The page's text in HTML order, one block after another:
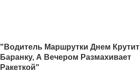
"Водитель Маршрутки Днем Крутит
Баранку, А Вечером Размахивает
Ракеткой"